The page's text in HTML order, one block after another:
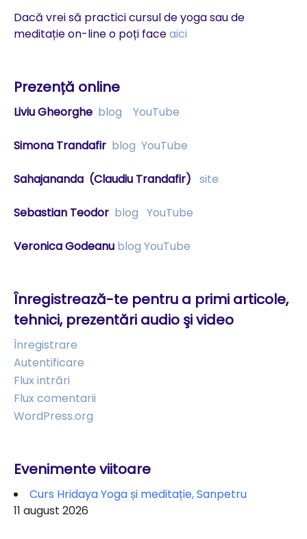
Dacă vrei să practici cursul de yoga sau de
meditație on-line o poți faceaici
Prezență online
Liviu Gheorghe blog YouTube
Simona Trandafir blog YouTube
Sahajananda (Claudiu Trandafir) site
Sebastian Teodor blog YouTube
Veronica Godeanu blog YouTube
Înregistrează-te pentru a primi articole,
tehnici, prezentări audio şi video
Înregistrare
Autentificare
Flux intrări
Flux comentarii
WordPress.org
Evenimente viitoare
Curs Hridaya Yoga și meditație, Sanpetru
11 august 2026